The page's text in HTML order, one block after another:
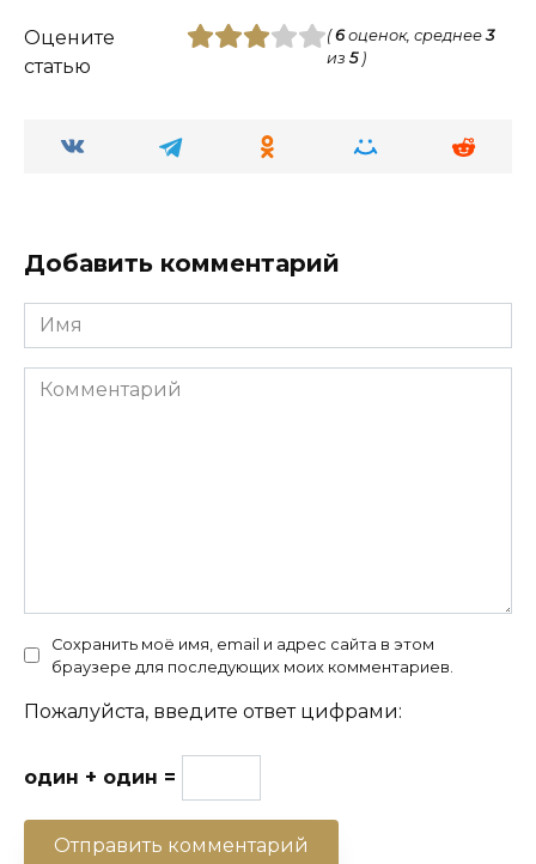
Оцените
статью
(6оценок, среднее3
из 5)
Добавить комментарий
Имя
Комментарий
Сохранить моё имя, email и адрес сайта в этом
браузере для последующих моих комментариев.
Пожалуйста, введите ответ цифрами:
один + один =